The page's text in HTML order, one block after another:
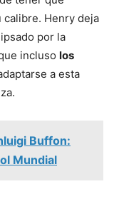
Henry deja
por la
incluso los
a esta
Buffon:
Mundial